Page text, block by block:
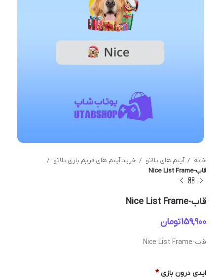
خانه آیتم های پلاتو
خرید آیتم های فریم بازی پلاتو
قاب-Nice List Frame
قاب-Nice List Frame
تومان
قاب-Nice List Frame
ایدی درون بازی *